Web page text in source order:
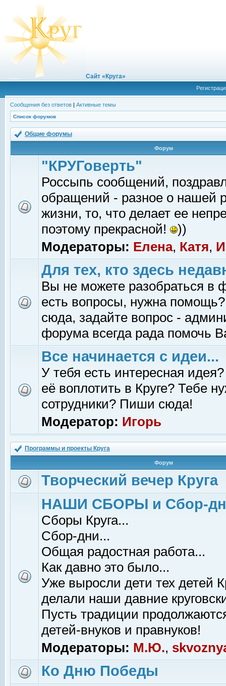
Сайт «Круга»
Сообщения без ответов | Активные темы
Список форумов
Общие форумы
Форум
"КРУГоверть"
Россыпь сообщений,
обращений - разное о нашей
жизни, то, что делает ее
поэтому прекрасной!
))
Модераторы: Елена, Катя,
Для тех, кто здесь
Вы не можете разобраться в
есть вопросы, нужна помощь?
сюда, задайте вопрос -
форума всегда рада помочь
Все начинается с идеи...
У тебя есть интересная
её воплотить в Круге? Тебе
сотрудники? Пиши сюда!
Модератор: Игорь
Программы и проекты Круга
Форум
Творческий вечер Круга
НАШИ СБОРЫ и Сбор-
Сборы Круга...
Сбор-дни...
Общая радостная работа...
Как давно это было...
Уже выросли дети тех детей
делали наши давние
Пусть традиции
детей-внуков и правнуков!
Модераторы: М.Ю.,
Ко Дню Победы